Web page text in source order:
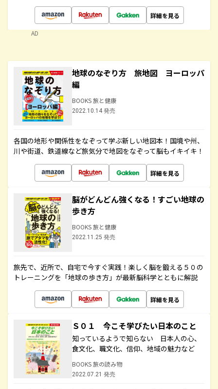
詳細を見る
AD
地球のなぞり方 旅地図 ヨーロッパ
編
BOOKS 旅と健康
2022.10.14 発売
各国の地形や関係性をなぞって学ぶ新しい地図本！国境や州、
川や街道、鉄道線など旅気分で地図をなぞって脳もイキイキ！
詳細を見る
脳がどんどん強くなる！すごい地球の
歩き方
BOOKS 旅と健康
2022.11.25 発売
旅先で、近所で、自宅で今すぐ実践！楽しく脳を鍛える５０の
トレーニングを「地球の歩き方」が最新脳科学とともに解説
詳細を見る
Ｓ０１ 今こそ学びたい日本のこと
知っているようで知らない 日本人の心、
食文化、職文化、信仰、地域の魅力など
BOOKS 旅の読み物
2022.07.21 発売